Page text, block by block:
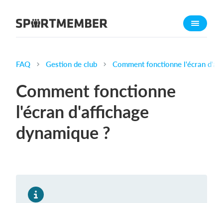
À propos de sportmember
Fonctionnalités
Calendrier sportif
Collecte de cotisations
FAQ Gestion de club Comment fonctionne l'écran
Comment fonctionne
l'écran d'affichage
dynamique ?